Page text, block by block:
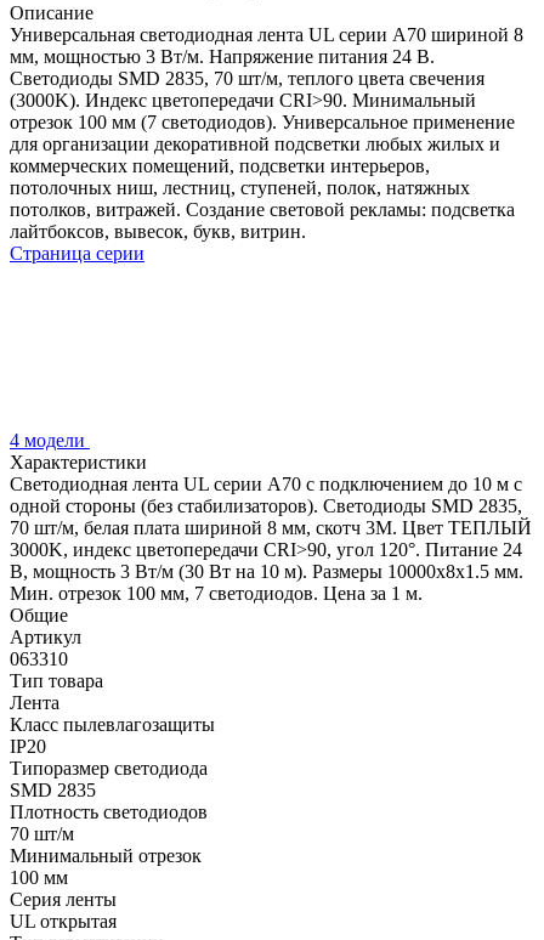
Описание
Универсальная светодиодная лента UL серии A70 шириной 8
мм, мощностью 3 Вт/м. Напряжение питания 24 В.
Светодиоды SMD 2835, 70 шт/м, теплого цвета свечения
(3000K). Индекс цветопередачи CRI>90. Минимальный
отрезок 100 мм (7 светодиодов). Универсальное применение
для организации декоративной подсветки любых жилых и
коммерческих помещений, подсветки интерьеров,
потолочных ниш, лестниц, ступеней, полок, натяжных
потолков, витражей. Создание световой рекламы: подсветка
лайтбоксов, вывесок, букв, витрин.
Страница серии
4 модели
Характеристики
Светодиодная лента UL серии A70 с подключением до 10 м с
одной стороны (без стабилизаторов). Светодиоды SMD 2835,
70 шт/м, белая плата шириной 8 мм, скотч 3M. Цвет ТЕПЛЫЙ
3000K, индекс цветопередачи CRI>90, угол 120°. Питание 24
В, мощность 3 Вт/м (30 Вт на 10 м). Размеры 10000x8x1.5 мм.
Мин. отрезок 100 мм, 7 светодиодов. Цена за 1 м.
Общие
Артикул
063310
Тип товара
Лента
Класс пылевлагозащиты
IP20
Типоразмер светодиода
SMD 2835
Плотность светодиодов
70 шт/м
Минимальный отрезок
100 мм
Серия ленты
UL открытая